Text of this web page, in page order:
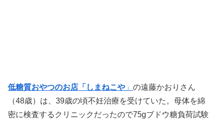
低糖質おやつのお店「しまねこや 」 の遠藤かおりさん
（48歳）は、39歳の頃不妊治療を受けていた。母体を綿
密に検査するクリニックだったので75gブドウ糖負荷試験